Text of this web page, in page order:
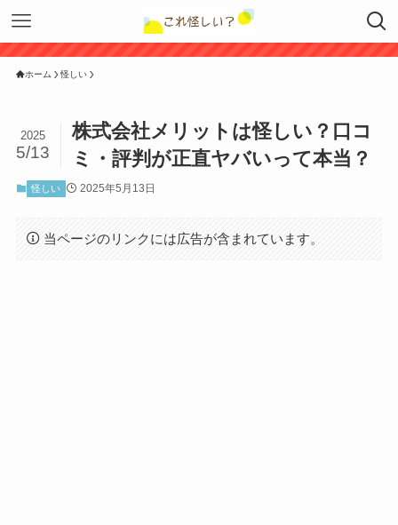
ホーム 怪しい
株式会社メリットは怪しい？口コ
ミ・評判が正直ヤバいって本当？
2025
5/13
怪しい 2025年5月13日
当ページのリンクには広告が含まれています。